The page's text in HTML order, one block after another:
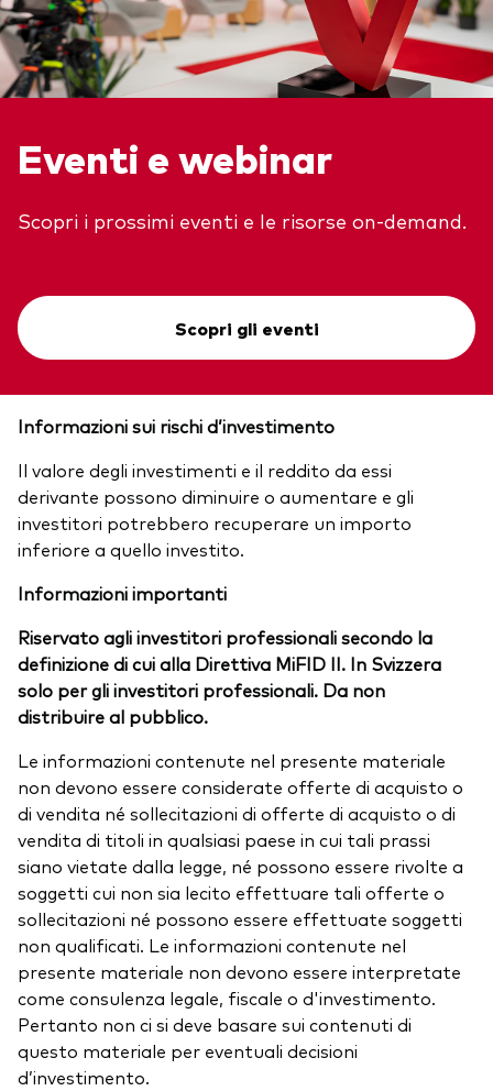
Eventi e webinar
Scopri i prossimi eventi e le risorse on-demand.
Scopri gli eventi
Informazioni sui rischi d’investimento
Il valore degli investimenti e il reddito da essi
derivante possono diminuire o aumentare e gli
investitori potrebbero recuperare un importo
inferiore a quello investito.
Informazioni importanti
Riservato agli investitori professionali secondo la
definizione di cui alla Direttiva MiFID II. In Svizzera
solo per gli investitori professionali. Da non
distribuire al pubblico.
Le informazioni contenute nel presente materiale
non devono essere considerate offerte di acquisto o
di vendita né sollecitazioni di offerte di acquisto o di
vendita di titoli in qualsiasi paese in cui tali prassi
siano vietate dalla legge, né possono essere rivolte a
soggetti cui non sia lecito effettuare tali offerte o
sollecitazioni né possono essere effettuate soggetti
non qualificati. Le informazioni contenute nel
presente materiale non devono essere interpretate
come consulenza legale, fiscale o d'investimento.
Pertanto non ci si deve basare sui contenuti di
questo materiale per eventuali decisioni
d’investimento.